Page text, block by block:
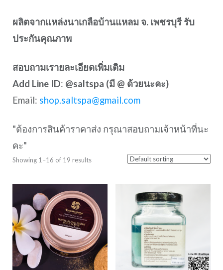
ผลิตจากแหล่งนาเกลือบ้านแหลม จ. เพชรบุรี รับ
ประกันคุณภาพ
สอบถามเรายละเอียดเพิ่มเติม
Add Line ID: @saltspa (มี @ ด้วยนะคะ)
Email: shop.saltspa@gmail.com
"ต้องการสินค้าราคาส่ง กรุณาสอบถามเจ้าหน้าที่นะ
คะ"
Showing 1–16 of 19 results